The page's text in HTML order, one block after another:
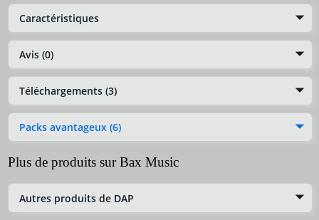
Caractéristiques
Avis (0)
Téléchargements (3)
Packs avantageux (6)
Plus de produits sur Bax Music
Autres produits de DAP